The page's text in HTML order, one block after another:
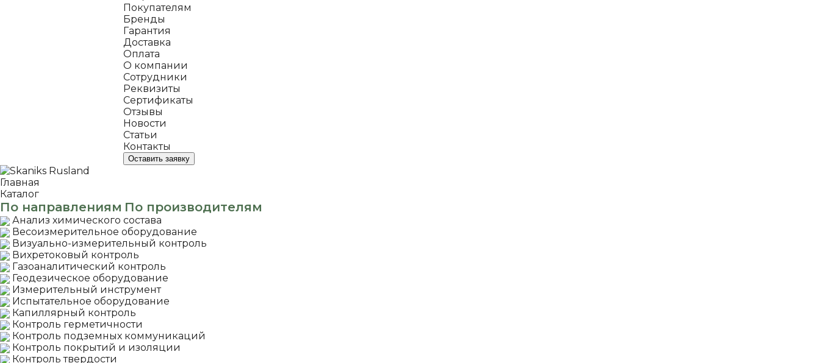
Покупателям
Бренды
Гарантия
Доставка
Оплата
О компании
Сотрудники
Реквизиты
Сертификаты
Отзывы
Новости
Статьи
Контакты
Оставить заявку
Главная
Каталог
По направлениям По производителям
Анализ химического состава
Весоизмерительное оборудование
Визуально-измерительный контроль
Вихретоковый контроль
Газоаналитический контроль
Геодезическое оборудование
Измерительный инструмент
Испытательное оборудование
Капиллярный контроль
Контроль герметичности
Контроль подземных коммуникаций
Контроль покрытий и изоляции
Контроль твердости